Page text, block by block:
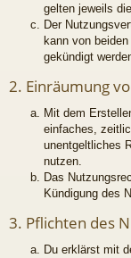
gelten jeweils
Der
kann von
gekündigt
2. Einräumung
Mit dem
einfaches,
unentgeltliches
nutzen.
Das
Kündigung des
3. Pflichten des
Du erklärst mit